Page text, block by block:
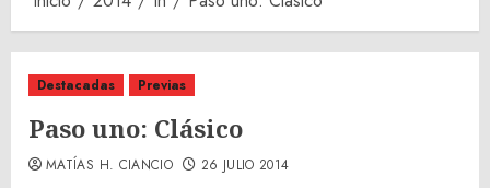
Destacadas Previas
Paso uno: Clásico
MATÍAS H. CIANCIO 26 JULIO 2014